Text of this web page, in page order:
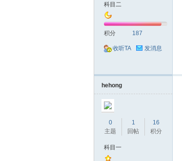
科目二
积分 187
收听TA 发消息
hehong
0
主题
1
回帖
16
积分
科目一